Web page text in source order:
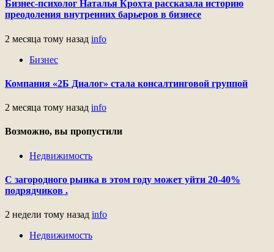
Бизнес-психолог Наталья Крохта рассказала историю
преодоления внутренних барьеров в бизнесе
2 месяца тому назад info
Бизнес
Компания «2Б Диалог» стала консалтинговой группой
2 месяца тому назад info
Возможно, вы пропустили
Недвижимость
С загородного рынка в этом году может уйти 20-40%
подрядчиков .
2 недели тому назад info
Недвижимость